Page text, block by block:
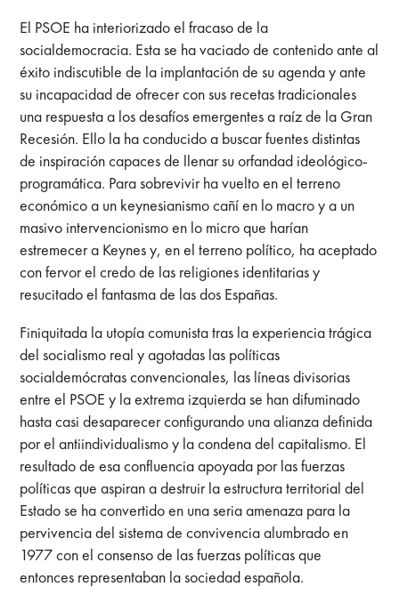
El PSOE ha interiorizado el fracaso de la
socialdemocracia. Esta se ha vaciado de contenido ante al
éxito indiscutible de la implantación de su agenda y ante
su incapacidad de ofrecer con sus recetas tradicionales
una respuesta a los desafíos emergentes a raíz de la Gran
Recesión. Ello la ha conducido a buscar fuentes distintas
de inspiración capaces de llenar su orfandad ideológico-
programática. Para sobrevivir ha vuelto en el terreno
económico a un keynesianismo cañí en lo macro y a un
masivo intervencionismo en lo micro que harían
estremecer a Keynes y, en el terreno político, ha aceptado
con fervor el credo de las religiones identitarias y
resucitado el fantasma de las dos Españas.
Finiquitada la utopía comunista tras la experiencia trágica
del socialismo real y agotadas las políticas
socialdemócratas convencionales, las líneas divisorias
entre el PSOE y la extrema izquierda se han difuminado
hasta casi desaparecer configurando una alianza definida
por el antiindividualismo y la condena del capitalismo. El
resultado de esa confluencia apoyada por las fuerzas
políticas que aspiran a destruir la estructura territorial del
Estado se ha convertido en una seria amenaza para la
pervivencia del sistema de convivencia alumbrado en
1977 con el consenso de las fuerzas políticas que
entonces representaban la sociedad española.